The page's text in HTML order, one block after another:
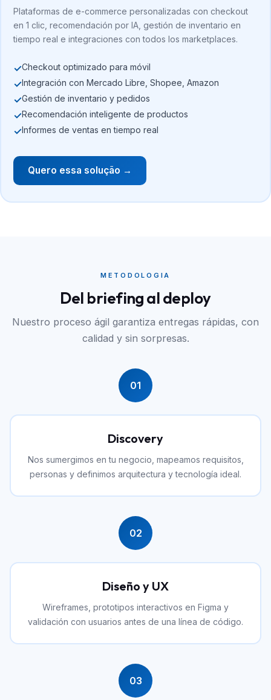
Plataformas de e-commerce personalizadas con checkout
en 1 clic, recomendación por IA, gestión de inventario en
tiempo real e integraciones con todos los marketplaces.
✓Checkout optimizado para móvil
✓Integración con Mercado Libre, Shopee, Amazon
✓Gestión de inventario y pedidos
✓Recomendación inteligente de productos
✓Informes de ventas en tiempo real
Quero essa solução →
METODOLOGIA
Del briefing al deploy
Nuestro proceso ágil garantiza entregas rápidas, con
calidad y sin sorpresas.
01
Discovery
Nos sumergimos en tu negocio, mapeamos requisitos,
personas y definimos arquitectura y tecnología ideal.
02
Diseño y UX
Wireframes, prototipos interactivos en Figma y
validación con usuarios antes de una línea de código.
03